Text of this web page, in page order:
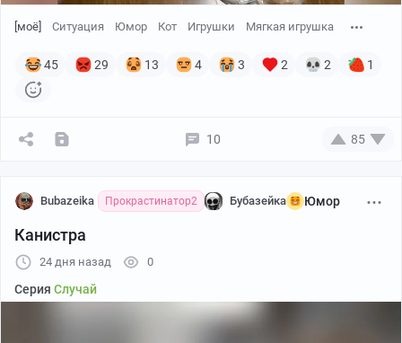
[моё] Ситуация Юмор Кот Игрушки Мягкая игрушка
45 29 13 4 3 2 2 1
10 85
Bubazeika Прокрастинатор2 Бубазейка Юмор
Канистра
24 дня назад 0
Серия Случай